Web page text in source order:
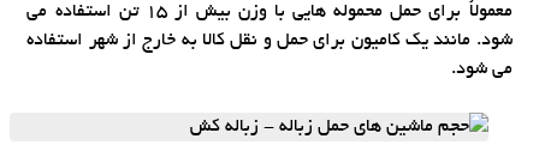
معمولاً برای حمل محموله هایی با وزن بیش از 15 تن استفاده می
شود. مانند یک کامیون برای حمل و نقل کالا به خارج از شهر استفاده
می شود.